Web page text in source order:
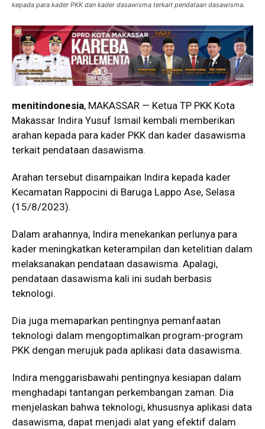
kepada para kader PKK dan kader dasawisma terkait pendataan dasawisma.
menitindonesia, MAKASSAR — Ketua TP PKK Kota
Makassar Indira Yusuf Ismail kembali memberikan
arahan kepada para kader PKK dan kader dasawisma
terkait pendataan dasawisma.
Arahan tersebut disampaikan Indira kepada kader
Kecamatan Rappocini di Baruga Lappo Ase, Selasa
(15/8/2023).
Dalam arahannya, Indira menekankan perlunya para
kader meningkatkan keterampilan dan ketelitian dalam
melaksanakan pendataan dasawisma. Apalagi,
pendataan dasawisma kali ini sudah berbasis
teknologi.
Dia juga memaparkan pentingnya pemanfaatan
teknologi dalam mengoptimalkan program-program
PKK dengan merujuk pada aplikasi data dasawisma.
Indira menggarisbawahi pentingnya kesiapan dalam
menghadapi tantangan perkembangan zaman. Dia
menjelaskan bahwa teknologi, khususnya aplikasi data
dasawisma, dapat menjadi alat yang efektif dalam